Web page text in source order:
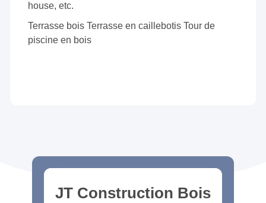
house, etc.
Terrasse bois Terrasse en caillebotis Tour de
piscine en bois
JT Construction Bois